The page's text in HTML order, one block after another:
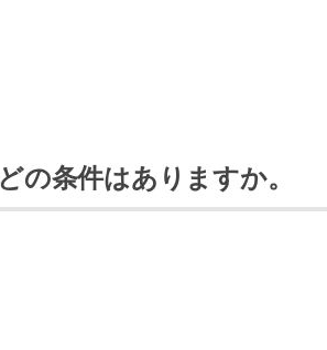
の条件はありますか。